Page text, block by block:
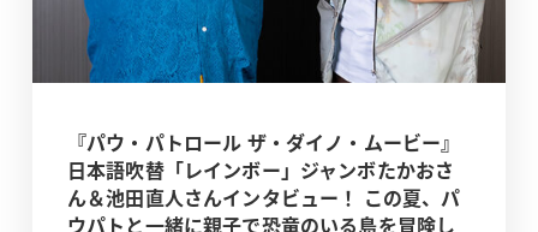
『パウ・パトロール ザ・ダイノ・ムービー』
日本語吹替「レインボー」ジャンボたかおさ
ん＆池田直人さんインタビュー！ この夏、パ
ウパトと一緒に親子で恐竜のいる島を冒険し